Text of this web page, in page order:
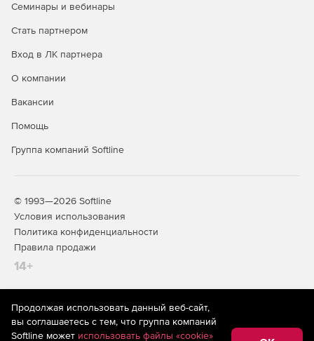
Семинары и вебинары
Стать партнером
Вход в ЛК партнера
О компании
Вакансии
Помощь
Группа компаний Softline
© 1993—2026 Softline
Условия использования
Политика конфиденциальности
Правила продажи
14+
На информационном ресурсе store.softline.ru применяются
рекомендательные технологии(информационные технологии
предоставления информации на основе сбора,
Продолжая использовать данный веб-сайт,
вы соглашаетесь с тем, что группа компаний
Softline может использовать файлы «cookie»